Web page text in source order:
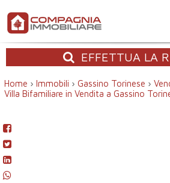
EFFETTUA LA
Home › Immobili › Gassino Torinese ›
Villa Bifamiliare in Vendita a Gassino